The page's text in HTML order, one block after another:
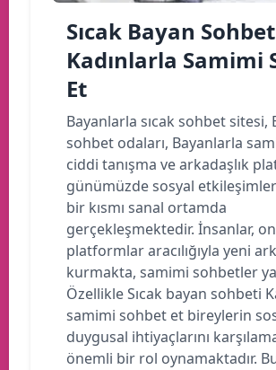
Sıcak Bayan
Kadınlarla Samimi
Et
Bayanlarla sıcak sohbet sitesi,
sohbet odaları, Bayanlarla
ciddi tanışma ve arkadaşlık
günümüzde sosyal
bir kısmı sanal ortamda
gerçekleşmektedir. İnsanlar,
platformlar aracılığıyla yeni
kurmakta, samimi sohbetler
Özellikle Sıcak bayan sohbeti
samimi sohbet et bireylerin
duygusal ihtiyaçlarını
önemli bir rol oynamaktadır.